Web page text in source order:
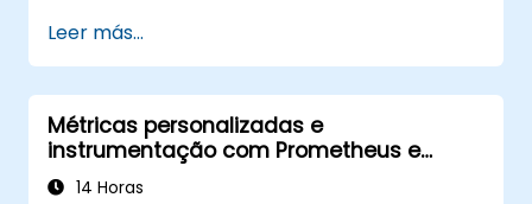
para paneles dinámicos y reutilizables.
Implementar mecanismos de alertas
para mejorar la conciencia operativa.
Leer más...
Métricas personalizadas e
instrumentação com Prometheus e
Grafana
14 Horas